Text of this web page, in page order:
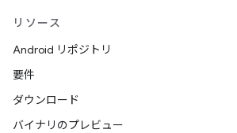
リソース
Android リポジトリ
要件
ダウンロード
バイナリのプレビュー